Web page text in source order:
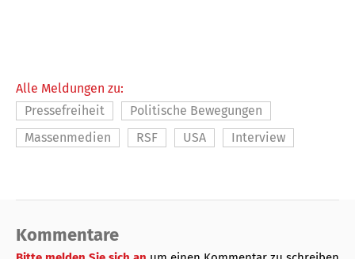
Alle Meldungen zu:
Pressefreiheit
Politische Bewegungen
Massenmedien
RSF USA Interview
Kommentare